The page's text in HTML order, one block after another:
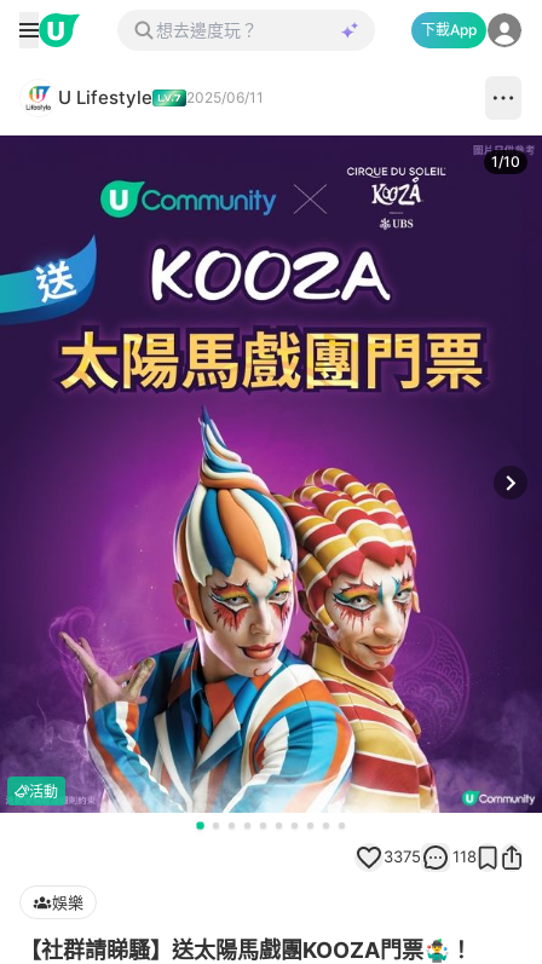
下載App
U Lifestyle 2025/06/11
活動
1/10
3375 118
娛樂
【社群請睇騷】送太陽馬戲團KOOZA門票🤹‍♂️！